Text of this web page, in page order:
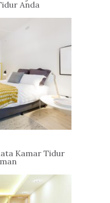
Anda
Kamar Tidur